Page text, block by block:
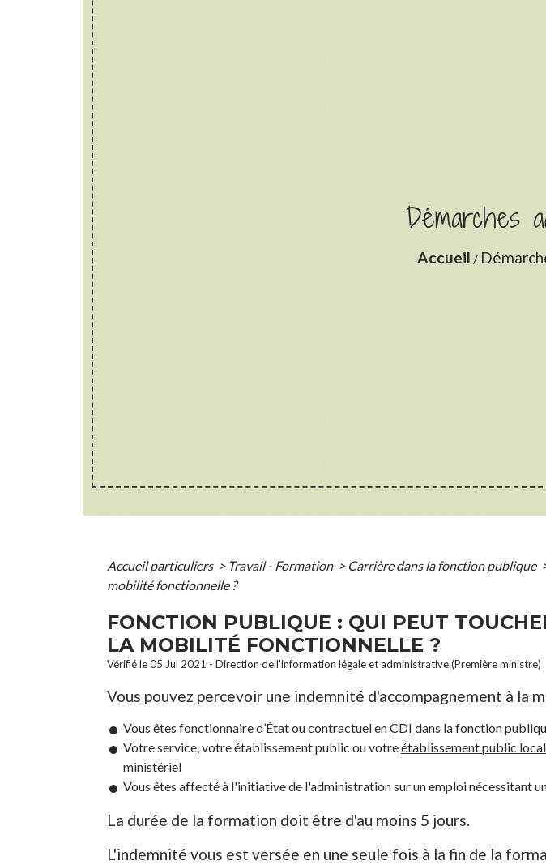
Démarches
Accueil /
Accueil particuliers > Travail - Formation > Carrière dans la fonction publique
mobilité fonctionnelle ?
FONCTION PUBLIQUE : QUI PEUT
LA MOBILITÉ FONCTIONNELLE ?
Vérifié le 05 Jul 2021 - Direction de l'information légale et administrative (Première ministre)
Vous pouvez percevoir une indemnité d'accompagnement à
Vous êtes fonctionnaire d’État ou contractuel enCDI dans la fonction
Votre service, votre établissement public ou votreétablissement public
ministériel
Vous êtes affecté à l'initiative de l'administration sur un emploi nécessitant
La durée de la formation doit être d'au moins 5 jours.
L'indemnité vous est versée en une seule fois à la fin de la